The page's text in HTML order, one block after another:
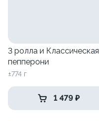
3 ролла и Классическая
пепперони
±774 г
1 479 ₽